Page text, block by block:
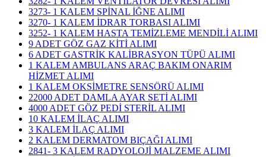
3273- 1 KALEM SPİNAL İĞNE ALIMI
3270- 1 KALEM İDRAR TORBASI ALIMI
3252- 1 KALEM HASTA TEMİZLEME MENDİLİ ALIMI
9 ADET GÖZ GAZ KİTİ ALIMI
6 ADET GASTRİK KALİBRASYON TÜPÜ ALIMI
1 KALEM AMBULANS ARAÇ BAKIM ONARIM
HİZMET ALIMI
1 KALEM OKSİMETRE SENSÖRÜ ALIMI
22000 ADET DAMLA AYAR SETİ ALIMI
4000 ADET GÖZ PEDİ STERİL ALIMI
10 KALEM İLAÇ ALIMI
3 KALEM İLAÇ ALIMI
2 KALEM DERMATOM BIÇAĞI ALIMI
2841- 3 KALEM RADYOLOJİ MALZEME ALIMI